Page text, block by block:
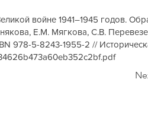
войне 1941–1945 годов.
Е.М. Мягкова, С.В.
978-5-8243-1955-2 //